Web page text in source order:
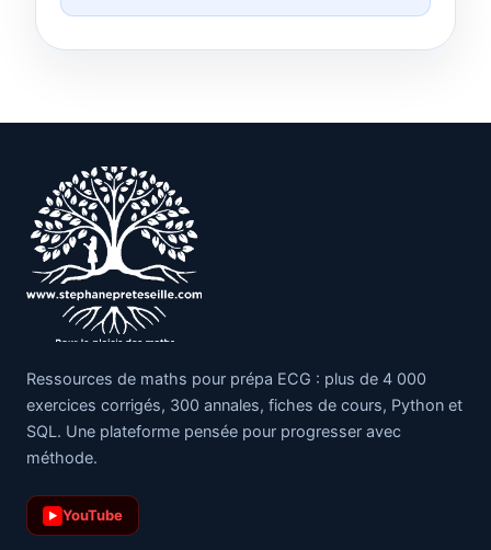
Ressources de maths pour prépa ECG : plus de 4 000
exercices corrigés, 300 annales, fiches de cours, Python et
SQL. Une plateforme pensée pour progresser avec
méthode.
▶ YouTube